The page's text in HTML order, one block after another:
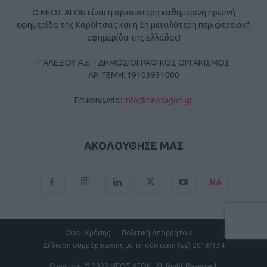
Ο ΝΕΟΣ ΑΓΩΝ είναι η αρχαιότερη καθημερινή πρωινή
εφημερίδα της Καρδίτσας και η 2η μεγαλύτερη περιφερειακή
εφημερίδα της Ελλάδας!
Γ ΑΛΕΞΙΟΥ Α.Ε. - ΔΗΜΟΣΙΟΓΡΑΦΙΚΟΣ ΟΡΓΑΝΙΣΜΟΣ
ΑΡ. ΓΕΜΗ: 19103931000
Επικοινωνία: info@neosagon.gr
ΑΚΟΛΟΥΘΗΣΕ ΜΑΣ
ΝΑ
Όροι Χρήσης
Πολιτική Απορρήτου
Δήλωση συμμόρφωσης με τη σύσταση (ΕΕ) 2018/334